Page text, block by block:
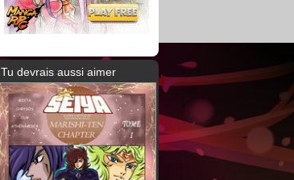
Tu devrais aussi aimer